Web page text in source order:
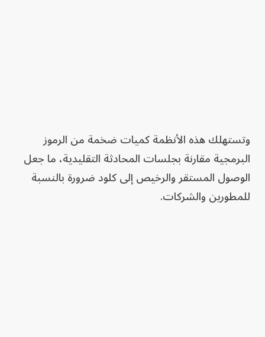
وتستهلك هذه الأنظمة كميات ضخمة من الرموز
البرمجية مقارنة بجلسات المحادثة التقليدية، ما جعل
الوصول المستقر والرخيص إلى كلود ضرورة بالنسبة
للمطورين والشركات.